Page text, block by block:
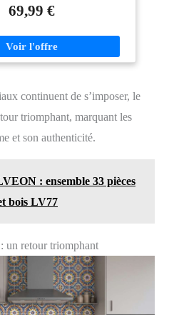
allant jusqu'à 200 °C et offre une
aux chocs, garantissant durabilité et
– Les panneaux sont imprimés
du verre à l'aide de la technologie
le plus moderne de
aussi large que possible.
SIMPLE ET EFFICACE AVEC
supports ni systèmes de montage.
QUI NE DÉTEIGNENT
une apparence impeccable dans
FACILE – Le nettoyage se fait
un nettoyant pour vitres, car
au dos du verre et ne peut donc
être endommagée.
69,99 €
continuent de s’imposer, le
triomphant, marquant les
et son authenticité.
: ensemble 33 pièces
bois LV77
un retour triomphant